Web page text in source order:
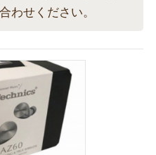
わせください。